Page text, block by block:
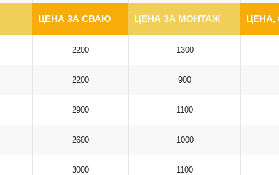
ЦЕНА ЗА СВАЮ ЦЕНА ЗА МОНТАЖ ЦЕНА,
2200 1300
2200 900
2900 1100
2600 1000
3000 1100